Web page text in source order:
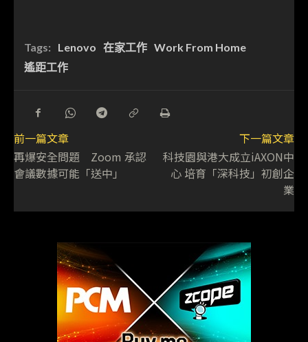
Tags: Lenovo 在家工作 Work From Home
遙距工作
前一篇文章
再爆安全問題 Zoom 承認
會議數據可能「送中」
下一篇文章
科技園與港大成立iAXON中
心 培育「深科技」初創企
業